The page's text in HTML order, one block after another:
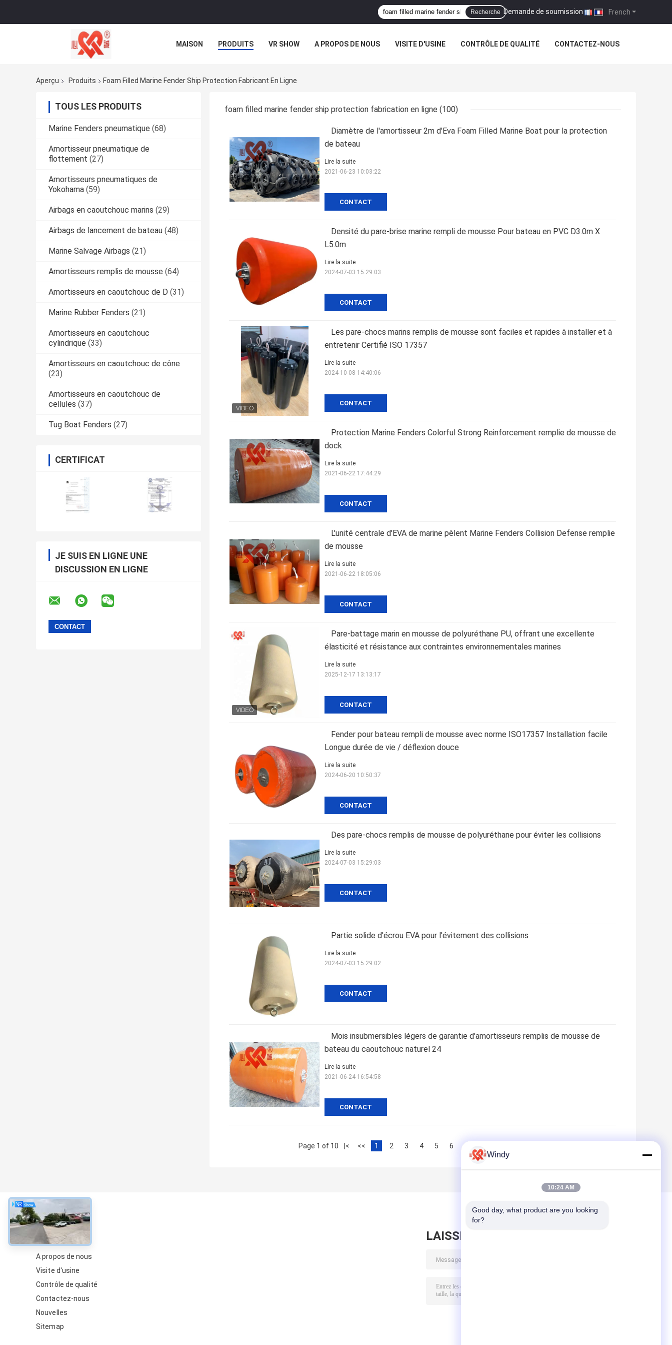
French
Demande de soumission |
Recherche
MAISON PRODUITS VR SHOW A PROPOS DE NOUS VISITE D'USINE CONTRÔLE DE QUALITÉ CONTACTEZ-NOUS
Aperçu
Produits Foam Filled Marine Fender Ship Protection Fabricant En Ligne
TOUS LES PRODUITS
Marine Fenders pneumatique (68)
Amortisseur pneumatique de
flottement (27)
Amortisseurs pneumatiques de
Yokohama (59)
Airbags en caoutchouc marins (29)
Airbags de lancement de bateau (48)
Marine Salvage Airbags (21)
Amortisseurs remplis de mousse (64)
Amortisseurs en caoutchouc de D (31)
Marine Rubber Fenders (21)
Amortisseurs en caoutchouc
cylindrique (33)
Amortisseurs en caoutchouc de cône
(23)
Amortisseurs en caoutchouc de
cellules (37)
Tug Boat Fenders (27)
CERTIFICAT
JE SUIS EN LIGNE UNE
DISCUSSION EN LIGNE
foam filled marine fender ship protection fabrication en ligne (100)
Diamètre de l'amortisseur 2m d'Eva Foam Filled Marine Boat pour la protection
de bateau
CONTACT
Lire la suite
2021-06-23 10:03:22
Densité du pare-brise marine rempli de mousse Pour bateau en PVC D3.0m X
L5.0m
CONTACT
Lire la suite
2024-07-03 15:29:03
Les pare-chocs marins remplis de mousse sont faciles et rapides à installer et à
entretenir Certifié ISO 17357
CONTACT
Lire la suite
2024-10-08 14:40:06
Protection Marine Fenders Colorful Strong Reinforcement remplie de mousse de
dock
CONTACT
Lire la suite
2021-06-22 17:44:29
L'unité centrale d'EVA de marine pèlent Marine Fenders Collision Defense remplie
de mousse
CONTACT
Lire la suite
2021-06-22 18:05:06
Pare-battage marin en mousse de polyuréthane PU, offrant une excellente
élasticité et résistance aux contraintes environnementales marines
CONTACT
Lire la suite
2025-12-17 13:13:17
Fender pour bateau rempli de mousse avec norme ISO17357 Installation facile
Longue durée de vie / déflexion douce
CONTACT
Lire la suite
2024-06-20 10:50:37
Des pare-chocs remplis de mousse de polyuréthane pour éviter les collisions
CONTACT
Lire la suite
2024-07-03 15:29:03
Partie solide d'écrou EVA pour l'évitement des collisions
CONTACT
Lire la suite
2024-07-03 15:29:02
Mois insubmersibles légers de garantie d'amortisseurs remplis de mousse de
bateau du caoutchouc naturel 24
CONTACT
Lire la suite
2021-06-24 16:54:58
Page 1 of 10 |< << 1 2 3 4 5 6
À propos
A propos de nous
Visite d'usine
Contrôle de qualité
Contactez-nous
Nouvelles
Sitemap
LAISSEZ UN MESSAGE
Windy
10:24 AM
Good day, what product are you looking
for?